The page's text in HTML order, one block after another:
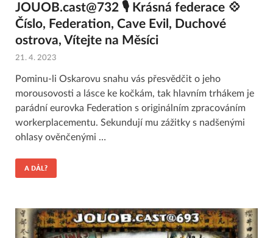
JOUOB.cast@732 🎙 Krásná federace 💠
Číslo, Federation, Cave Evil, Duchové
ostrova, Vítejte na Měsíci
21. 4. 2023
Pominu-li Oskarovu snahu vás přesvědčit o jeho
morousovosti a lásce ke kočkám, tak hlavním trhákem je
parádní eurovka Federation s originálním zpracováním
workerplacementu. Sekundují mu zážitky s nadšenými
ohlasy ověnčenými …
A DÁL?